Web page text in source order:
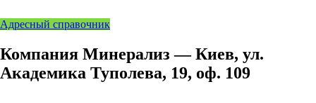
Адресный справочник
Компания Минерализ — Киев, ул.
Академика Туполева, 19, оф. 109